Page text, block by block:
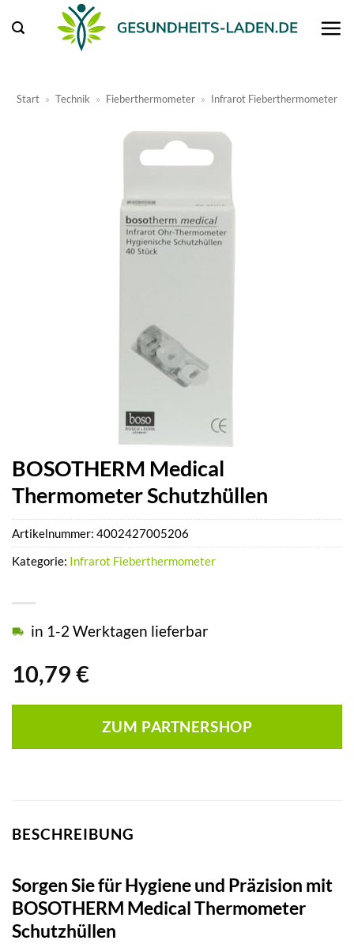
Inhalt
Start » Technik » Fieberthermometer » Infrarot Fieberthermometer
BOSOTHERM Medical
Thermometer Schutzhüllen
10,79 €
in 1-2 Werktagen lieferbar
ZUM PARTNERSHOP
Artikelnummer: 4002427005206
Kategorie: Infrarot Fieberthermometer
BESCHREIBUNG
Sorgen Sie für Hygiene und Präzision mit
BOSOTHERM Medical Thermometer
Schutzhüllen